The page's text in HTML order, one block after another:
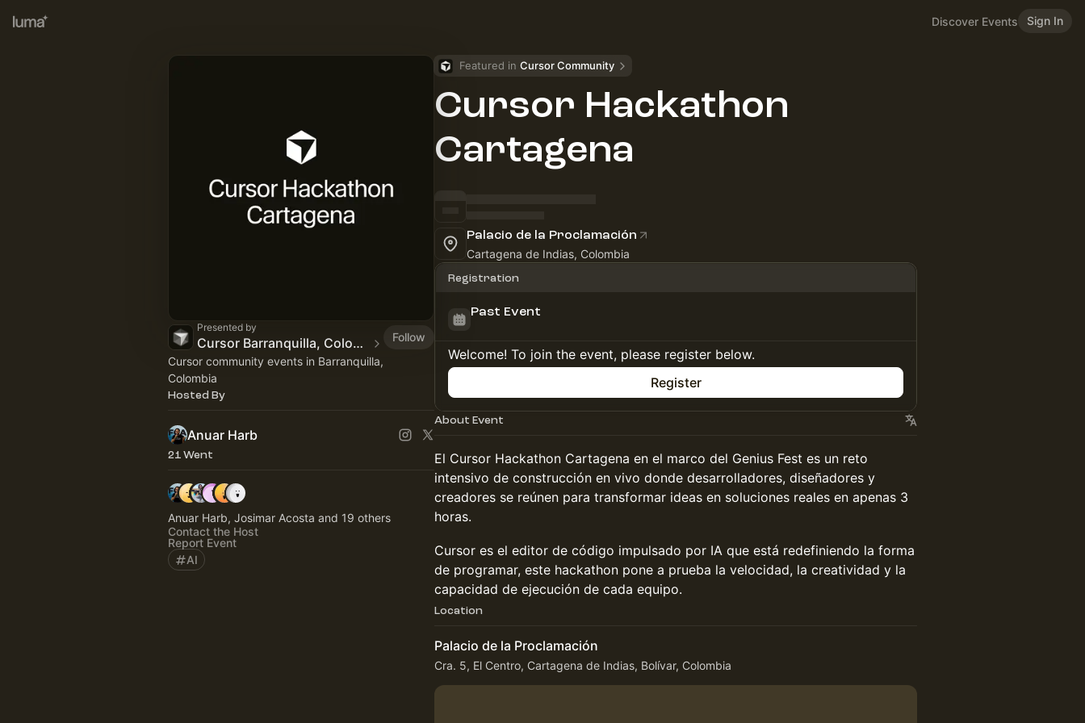
Discover Events Sign In
Presented by
Cursor Barranquilla, Colombia
Follow
Cursor community events in Barranquilla,
Colombia
Hosted By
Anuar Harb
21 Went
Anuar Harb, Josimar Acosta and 19 others
Contact the Host
Report Event
AI
Featured in Cursor Community
Cursor Hackathon
Cartagena
Palacio de la Proclamación
Cartagena de Indias, Colombia
Registration
Past Event
Welcome! To join the event, please register below.
Register
About Event
El Cursor Hackathon Cartagena en el marco del Genius Fest es un reto
intensivo de construcción en vivo donde desarrolladores, diseñadores y
creadores se reúnen para transformar ideas en soluciones reales en apenas 3
horas.
Cursor es el editor de código impulsado por IA que está redefiniendo la forma
de programar, este hackathon pone a prueba la velocidad, la creatividad y la
capacidad de ejecución de cada equipo.
Location
Palacio de la Proclamación
Cra. 5, El Centro, Cartagena de Indias, Bolívar, Colombia